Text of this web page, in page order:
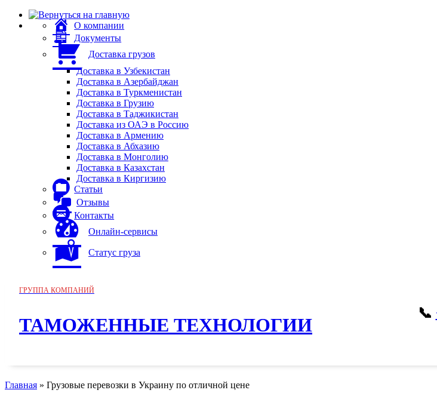
О компании
Документы
Доставка грузов
Доставка в Узбекистан
Доставка в Азербайджан
Доставка в Туркменистан
Доставка в Грузию
Доставка в Таджикистан
Доставка из ОАЭ в Россию
Доставка в Армению
Доставка в Абхазию
Доставка в Монголию
Доставка в Казахстан
Доставка в Киргизию
Статьи
Отзывы
Контакты
Онлайн-сервисы
Статус груза
ГРУППА КОМПАНИЙ
ТАМОЖЕННЫЕ ТЕХНОЛОГИИ
Главная » Грузовые перевозки в Украину по отличной цене